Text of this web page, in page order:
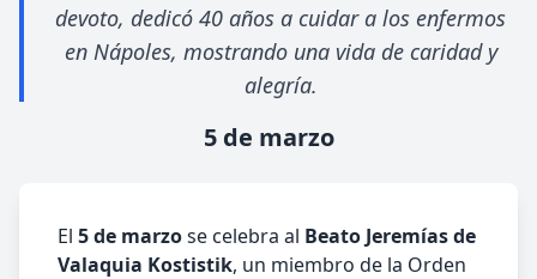
devoto, dedicó 40 años a cuidar a los enfermos
en Nápoles, mostrando una vida de caridad y
alegría.
5 de marzo
El 5 de marzose celebra al Beato Jeremías de
Valaquia Kostistik, un miembro de la Orden